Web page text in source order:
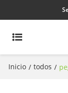
Inicio / todos /